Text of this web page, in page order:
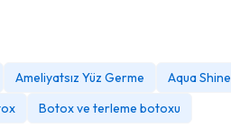
Ameliyatsız Yüz Germe
Aqua Shine
Botox ve terleme botoxu